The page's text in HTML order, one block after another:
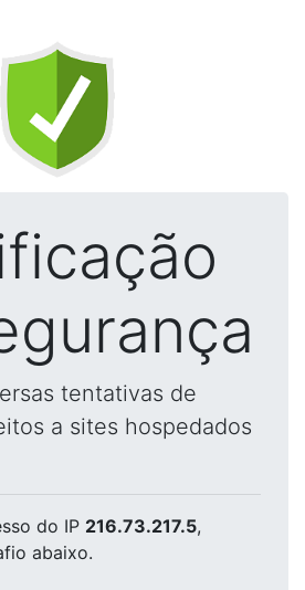
tentativas de
a sites hospedados
do IP 216.73.217.5,
abaixo.